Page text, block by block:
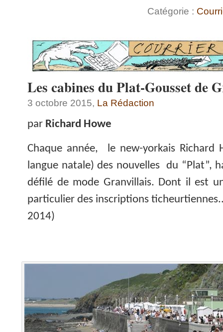
Catégorie :
Les cabines du Plat-Gousset de
3 octobre 2015, La Rédaction
par Richard Howe
Chaque année, le new-yorkais Richard
langue natale) des nouvelles du “Plat”,
défilé de mode Granvillais. Dont il est
particulier des inscriptions
2014)